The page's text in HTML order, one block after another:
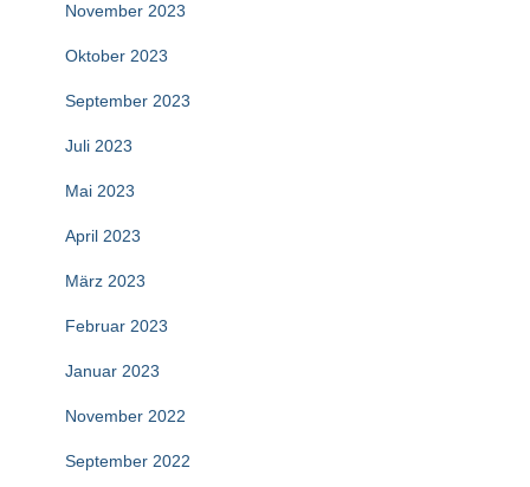
November 2023
Oktober 2023
September 2023
Juli 2023
Mai 2023
April 2023
März 2023
Februar 2023
Januar 2023
November 2022
September 2022